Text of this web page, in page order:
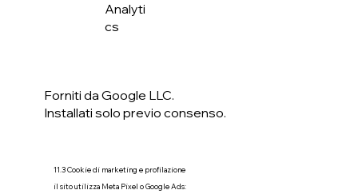
Analyti
cs
Forniti da Google LLC.
Installati solo previo consenso.
11.3 Cookie di marketing e profilazione
il sito utilizza Meta Pixel o Google Ads: